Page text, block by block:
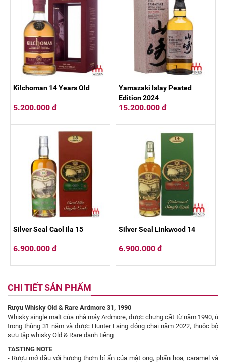
Kilchoman 14 Years Old
5.200.000 đ
Yamazaki Islay Peated
Edition 2024
15.200.000 đ
Silver Seal Caol Ila 15
6.900.000 đ
Silver Seal Linkwood 14
6.900.000 đ
CHI TIẾT SẢN PHẨM
Rượu Whisky Old & Rare Ardmore 31, 1990
Whisky single malt của nhà máy Ardmore, được chưng cất từ năm 1990, ủ
trong thùng 31 năm và được Hunter Laing đóng chai năm 2022, thuộc bộ
sưu tập whisky Old & Rare danh tiếng
TASTING NOTE
- Rượu mở đầu với hương thơm bí ẩn của mật ong, phấn hoa, caramel và